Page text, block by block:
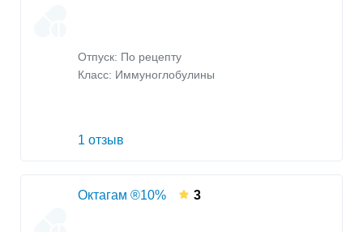
Отпуск: По рецепту
Класс: Иммуноглобулины
1 отзыв
Октагам ®10% 3